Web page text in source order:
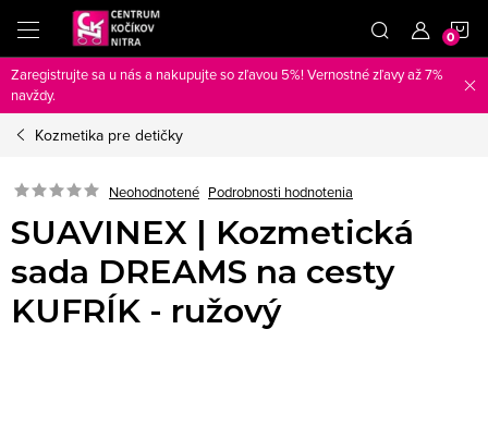
obsah
Zaregistrujte sa u nás a nakupujte so zľavou 5%! Vernostné zľavy až 7%
navždy.
Kozmetika pre detičky
Neohodnotené Podrobnosti hodnotenia
SUAVINEX | Kozmetická
sada DREAMS na cesty
KUFRÍK - ružový